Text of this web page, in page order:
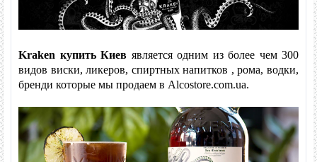
Kraken купить Киев является одним из более чем 300
видов виски, ликеров, спиртных напитков , рома, водки,
бренди которые мы продаем в Alcostore.com.ua.